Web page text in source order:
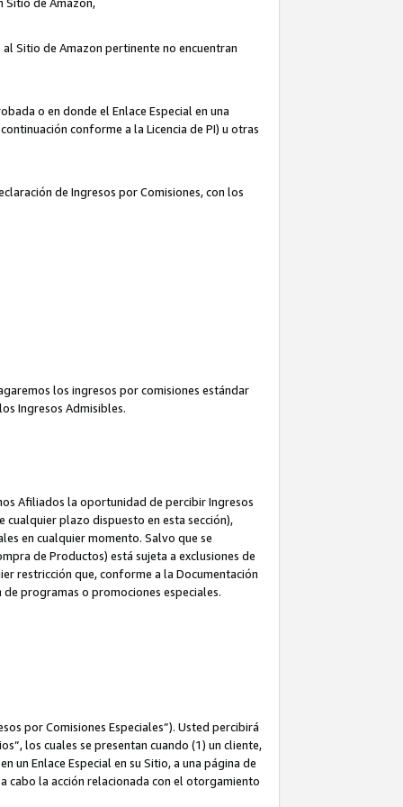
Sitio de Amazon pertinente no encuentran
o en donde el Enlace Especial en una
conforme a la Licencia de PI) u otras
de Ingresos por Comisiones, con los
los ingresos por comisiones estándar
Ingresos Admisibles.
Afiliados la oportunidad de percibir Ingresos
cualquier plazo dispuesto en esta sección),
en cualquier momento. Salvo que se
de Productos) está sujeta a exclusiones de
restricción que, conforme a la Documentación
programas o promociones especiales.
por Comisiones Especiales”). Usted percibirá
los cuales se presentan cuando (1) un cliente,
un Enlace Especial en su Sitio, a una página de
cabo la acción relacionada con el otorgamiento